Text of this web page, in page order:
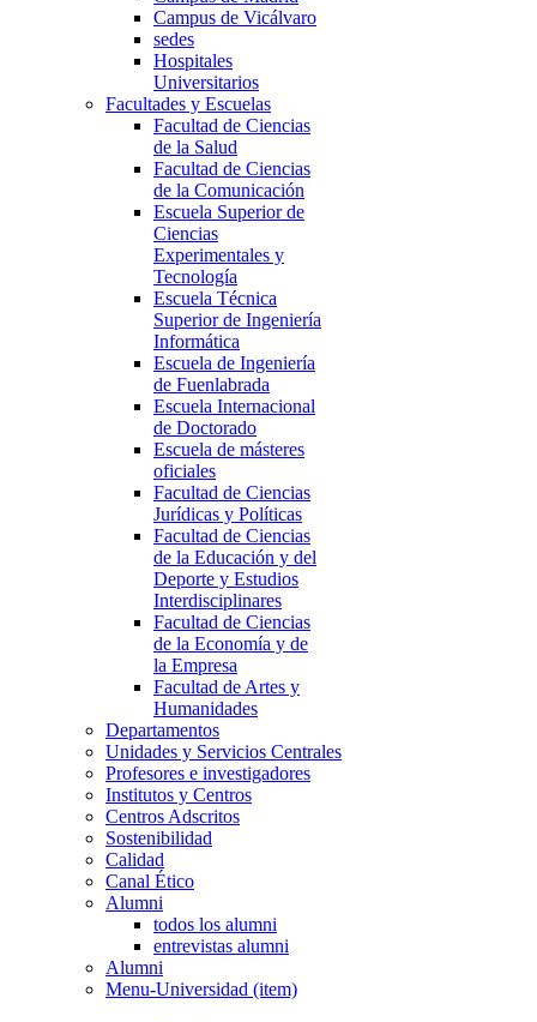
Campus de Vicálvaro
sedes
Hospitales
Universitarios
Facultades y Escuelas
Facultad de Ciencias
de la Salud
Facultad de Ciencias
de la Comunicación
Escuela Superior de
Ciencias
Experimentales y
Tecnología
Escuela Técnica
Superior de Ingeniería
Informática
Escuela de Ingeniería
de Fuenlabrada
Escuela Internacional
de Doctorado
Escuela de másteres
oficiales
Facultad de Ciencias
Jurídicas y Políticas
Facultad de Ciencias
de la Educación y del
Deporte y Estudios
Interdisciplinares
Facultad de Ciencias
de la Economía y de
la Empresa
Facultad de Artes y
Humanidades
Departamentos
Unidades y Servicios Centrales
Profesores e investigadores
Institutos y Centros
Centros Adscritos
Sostenibilidad
Calidad
Canal Ético
Alumni
todos los alumni
entrevistas alumni
Alumni
Menu-Universidad (item)